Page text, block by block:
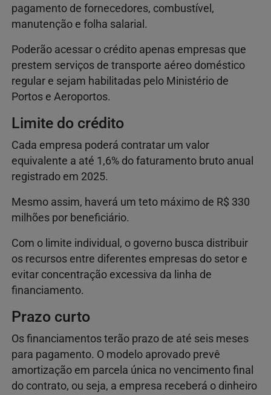
pagamento de fornecedores, combustível,
manutenção e folha salarial.
Poderão acessar o crédito apenas empresas que
prestem serviços de transporte aéreo doméstico
regular e sejam habilitadas pelo Ministério de
Portos e Aeroportos.
Limite do crédito
Cada empresa poderá contratar um valor
equivalente a até 1,6% do faturamento bruto anual
registrado em 2025.
Mesmo assim, haverá um teto máximo de R$ 330
milhões por beneficiário.
Com o limite individual, o governo busca distribuir
os recursos entre diferentes empresas do setor e
evitar concentração excessiva da linha de
financiamento.
Prazo curto
Os financiamentos terão prazo de até seis meses
para pagamento. O modelo aprovado prevê
amortização em parcela única no vencimento final
do contrato, ou seja, a empresa receberá o dinheiro